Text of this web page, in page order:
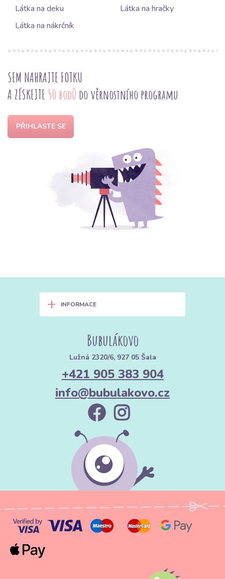
Látka na deku
Látka na hračky
Látka na nákrčník
SEM NAHRAJTE FOTKU
A ZÍSKEJTE 50 bodů do věrnostního programu
PŘIHLASTE SE
+ INFORMACE
Bubulákovo
Lužná 2320/6, 927 05 Šala
+421 905 383 904
info@bubulakovo.cz